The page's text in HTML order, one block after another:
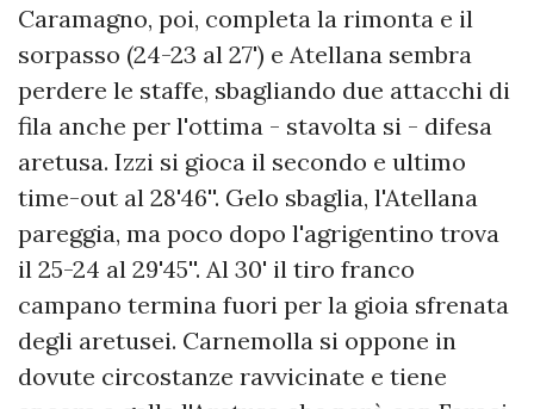
Caramagno, poi, completa la rimonta e il
sorpasso (24-23 al 27') e Atellana sembra
perdere le staffe, sbagliando due attacchi di
fila anche per l'ottima - stavolta si - difesa
aretusa. Izzi si gioca il secondo e ultimo
time-out al 28'46''. Gelo sbaglia, l'Atellana
pareggia, ma poco dopo l'agrigentino trova
il 25-24 al 29'45''. Al 30' il tiro franco
campano termina fuori per la gioia sfrenata
degli aretusei. Carnemolla si oppone in
dovute circostanze ravvicinate e tiene